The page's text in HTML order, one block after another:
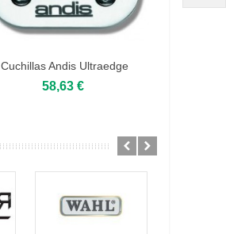
Cuchillas Andis Ultraedge
7,9mm...
58,63 €